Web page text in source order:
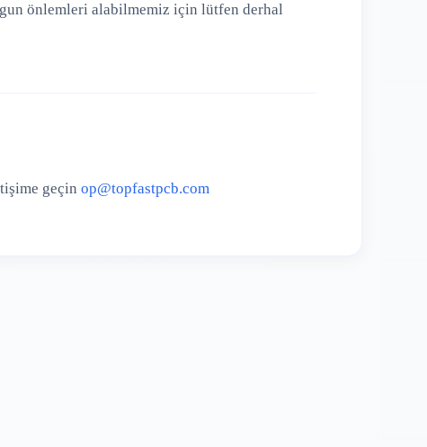
önlemleri alabilmemiz için lütfen derhal
geçin op@topfastpcb.com